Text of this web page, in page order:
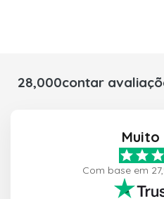
28,000contar
Muito
Com base em